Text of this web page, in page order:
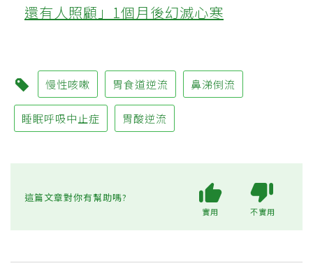
還有人照顧」1個月後幻滅心寒
慢性咳嗽 胃食道逆流 鼻涕倒流
睡眠呼吸中止症 胃酸逆流
這篇文章對你有幫助嗎?
實用 不實用